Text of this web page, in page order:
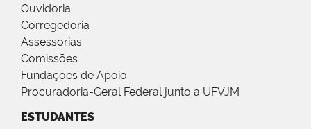
Ouvidoria
Corregedoria
Assessorias
Comissões
Fundações de Apoio
Procuradoria-Geral Federal junto a UFVJM
ESTUDANTES